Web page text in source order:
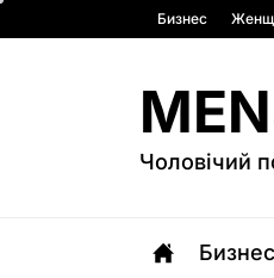
к
Бизнес
Чоловічий
Бизнес